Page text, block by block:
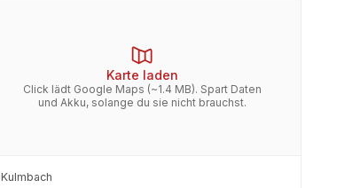
Karte laden
Click lädt Google Maps (~1.4 MB). Spart Daten
und Akku, solange du sie nicht brauchst.
Kulmbach